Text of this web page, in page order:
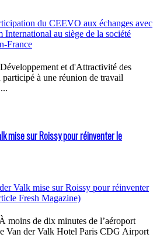
et d'Attractivité des
à une réunion de travail
mise sur Roissy pour réinventer le
moins de dix minutes de l’aéroport
Van der Valk Hotel Paris CDG Airport